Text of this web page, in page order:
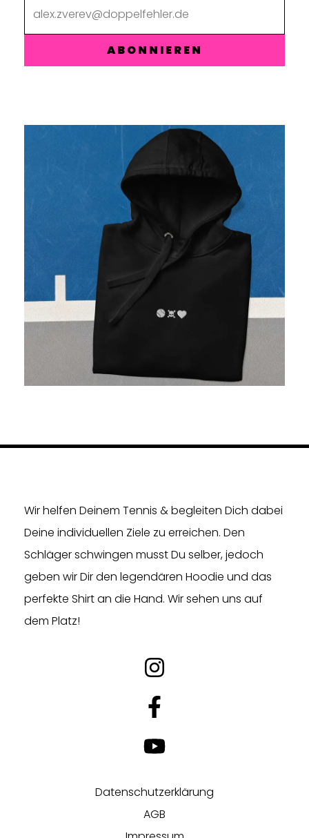
Wir helfen Deinem Tennis & begleiten Dich dabei
Deine individuellen Ziele zu erreichen. Den
Schläger schwingen musst Du selber, jedoch
geben wir Dir den legendären Hoodie und das
perfekte Shirt an die Hand. Wir sehen uns auf
dem Platz!
Datenschutzerklärung
AGB